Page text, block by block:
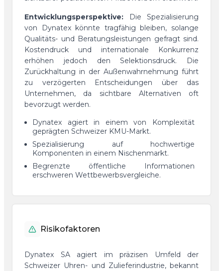
Entwicklungsperspektive: Die Spezialisierung
von Dynatex könnte tragfähig bleiben, solange
Qualitäts- und Beratungsleistungen gefragt sind.
Kostendruck und internationale Konkurrenz
erhöhen jedoch den Selektionsdruck. Die
Zurückhaltung in der Außenwahrnehmung führt
zu verzögerten Entscheidungen über das
Unternehmen, da sichtbare Alternativen oft
bevorzugt werden.
Dynatex agiert in einem von Komplexität
geprägten Schweizer KMU-Markt.
Spezialisierung auf hochwertige
Komponenten in einem Nischenmarkt.
Begrenzte öffentliche Informationen
erschweren Wettbewerbsvergleiche.
Risikofaktoren
Dynatex SA agiert im präzisen Umfeld der
Schweizer Uhren- und Zulieferindustrie, bekannt